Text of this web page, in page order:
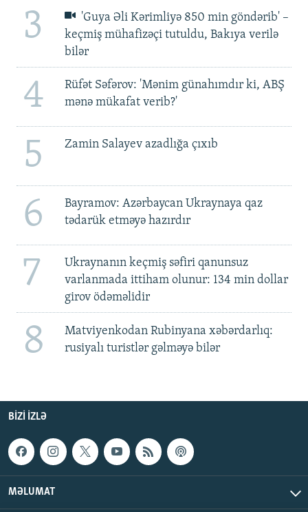
3
'Guya Əli Kərimliyə 850 min göndərib' –
keçmiş mühafizəçi tutuldu, Bakıya verilə
bilər
4
Rüfət Səfərov: 'Mənim günahımdır ki, ABŞ
mənə mükafat verib?'
5 Zamin Salayev azadlığa çıxıb
6
Bayramov: Azərbaycan Ukraynaya qaz
tədarük etməyə hazırdır
7
Ukraynanın keçmiş səfiri qanunsuz
varlanmada ittiham olunur: 134 min dollar
girov ödəməlidir
8
Matviyenkodan Rubinyana xəbərdarlıq:
rusiyalı turistlər gəlməyə bilər
BIZI IZLƏ
MƏLUMAT